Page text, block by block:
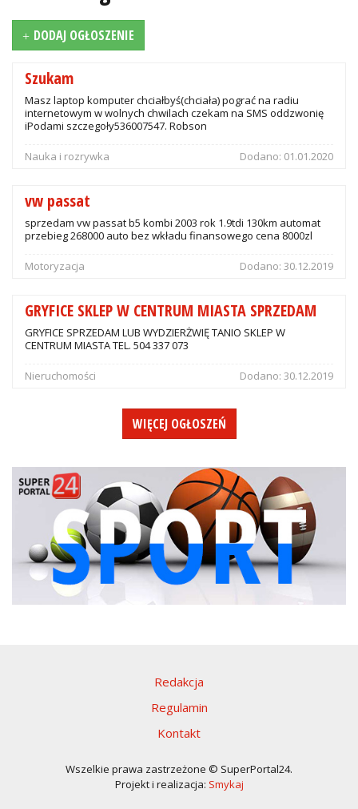
DODAJ OGŁOSZENIE
Szukam
Masz laptop komputer chciałbyś(chciała) pograć na radiu
internetowym w wolnych chwilach czekam na SMS oddzwonię
iPodami szczegoły536007547. Robson
Nauka i rozrywka Dodano: 01.01.2020
vw passat
sprzedam vw passat b5 kombi 2003 rok 1.9tdi 130km automat
przebieg 268000 auto bez wkładu finansowego cena 8000zl
Motoryzacja Dodano: 30.12.2019
GRYFICE SKLEP W CENTRUM MIASTA SPRZEDAM
GRYFICE SPRZEDAM LUB WYDZIERŻWIĘ TANIO SKLEP W
CENTRUM MIASTA TEL. 504 337 073
Nieruchomości Dodano: 30.12.2019
WIĘCEJ OGŁOSZEŃ
Redakcja
Regulamin
Kontakt
Wszelkie prawa zastrzeżone © SuperPortal24.
Projekt i realizacja: Smykaj